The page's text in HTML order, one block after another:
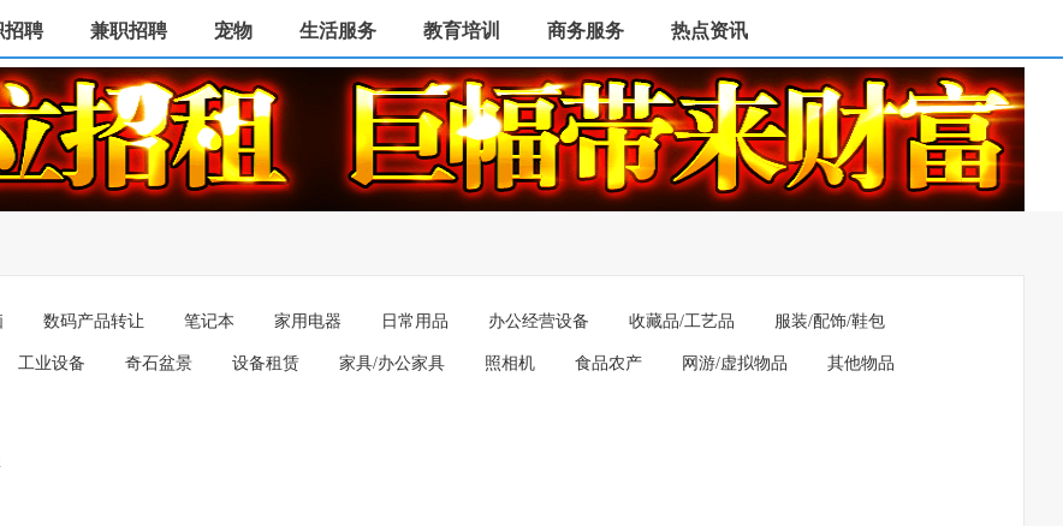
招聘 兼职招聘 宠物 生活服务 教育培训 商务服务 热点资讯
数码产品转让 笔记本 家用电器 日常用品 办公经营设备 收藏品/工艺品 服装/配饰/鞋包
工业设备 奇石盆景 设备租赁 家具/办公家具 照相机 食品农产 网游/虚拟物品 其他物品